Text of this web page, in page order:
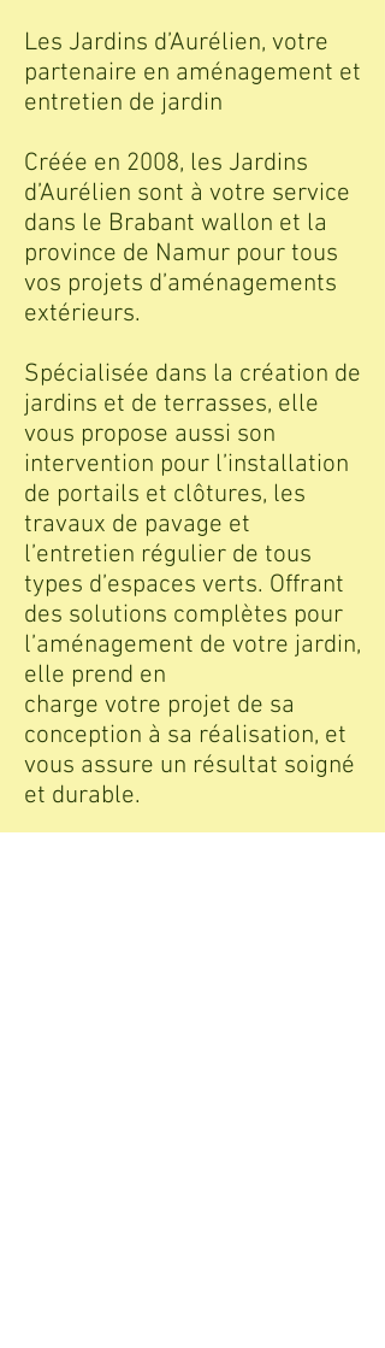
Les Jardins d’Aurélien, votre
partenaire en aménagement et
entretien de jardin
Créée en 2008, les Jardins
d’Aurélien sont à votre service
dans le Brabant wallon et la
province de Namur pour tous
vos projets d’aménagements
extérieurs.
Spécialisée dans la création de
jardins et de terrasses, elle
vous propose aussi son
intervention pour l’installation
de portails et clôtures, les
travaux de pavage et
l’entretien régulier de tous
types d’espaces verts. Offrant
des solutions complètes pour
l’aménagement de votre jardin,
elle prend en
charge votre projet de sa
conception à sa réalisation, et
vous assure un résultat soigné
et durable.